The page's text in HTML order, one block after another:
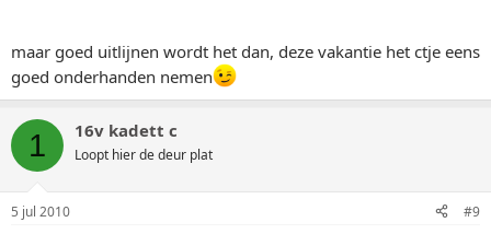
maar goed uitlijnen wordt het dan, deze vakantie het ctje eens
goed onderhanden nemen
1 16v kadett c
Loopt hier de deur plat
5 jul 2010 #9